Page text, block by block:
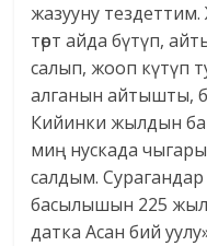
жазууну
төрт айда бүтүп,
салып, жооп күтүп
алганын айтышты,
Кийинки жылдын
миң нускада
салдым. Сурагандар
басылышын 225
датка Асан бий